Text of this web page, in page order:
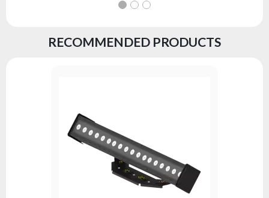
RECOMMENDED PRODUCTS